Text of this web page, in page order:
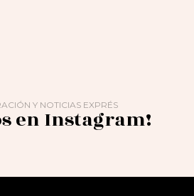
Y NOTICIAS EXPRÉS
en Instagram!